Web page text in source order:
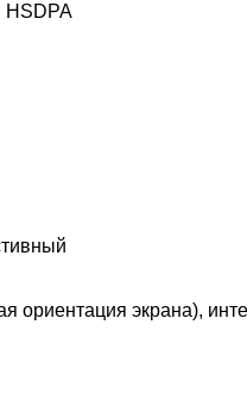
HSDPA
ориентация экрана),